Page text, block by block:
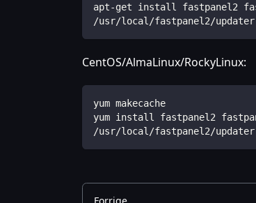
apt-get install fastpanel2
/usr/local/fastpanel2/updater
CentOS/AlmaLinux/RockyLinux:
yum makecache
yum install fastpanel2
/usr/local/fastpanel2/updater
Forrige